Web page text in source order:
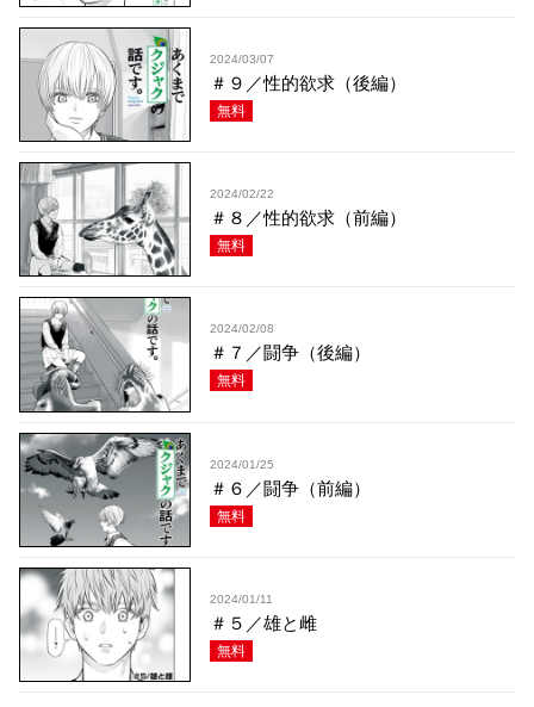
2024/03/07
＃９／性的欲求（後編）
無料
2024/02/22
＃８／性的欲求（前編）
無料
2024/02/08
＃７／闘争（後編）
無料
2024/01/25
＃６／闘争（前編）
無料
2024/01/11
＃５／雄と雌
無料